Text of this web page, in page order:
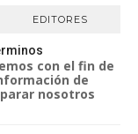
EDITORES
con el fin de
de
nosotros